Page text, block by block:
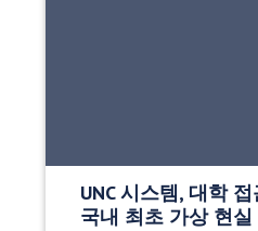
UNC 시스템, 대학
국내 최초 가상 현실